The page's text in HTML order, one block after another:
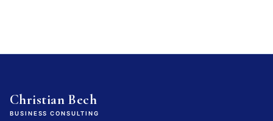
Christian Bech
BUSINESS CONSULTING